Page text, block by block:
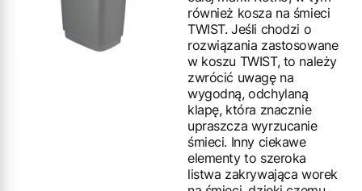
również kosza na śmieci
TWIST. Jeśli chodzi o
rozwiązania zastosowane
w koszu TWIST, to należy
zwrócić uwagę na
wygodną, odchylaną
klapę, która znacznie
upraszcza wyrzucanie
śmieci. Inny ciekawe
elementy to szeroka
listwa zakrywająca worek